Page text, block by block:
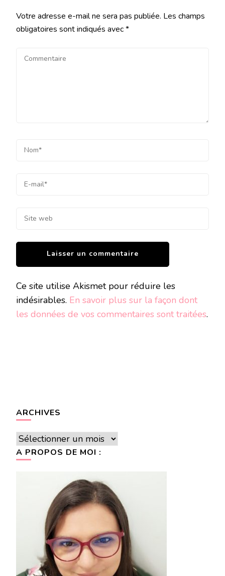
Votre adresse e-mail ne sera pas publiée. Les champs
obligatoires sont indiqués avec*
Ce site utilise Akismet pour réduire les
indésirables. En savoir plus sur la façon dont
les données de vos commentaires sont traitées.
ARCHIVES
Archives
A PROPOS DE MOI :